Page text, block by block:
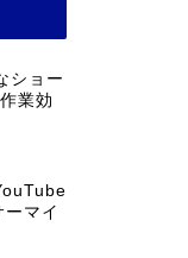
ショー
業効
ーマイ